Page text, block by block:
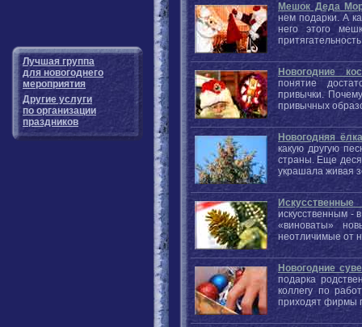
Лучшая группа
для новогоднего
мероприятия
Другие услуги
по организации
праздников
Мешок Деда
нем подарки. А
него этого
Новогодние
понятие
привычки.
привычных
Новогодняя
какую другую
страны. Еще
украшала живая
Искусственные
искусственным -
«виноваты»
неотличимые от
Новогодние
подарка
коллегу по
приходят фирмы